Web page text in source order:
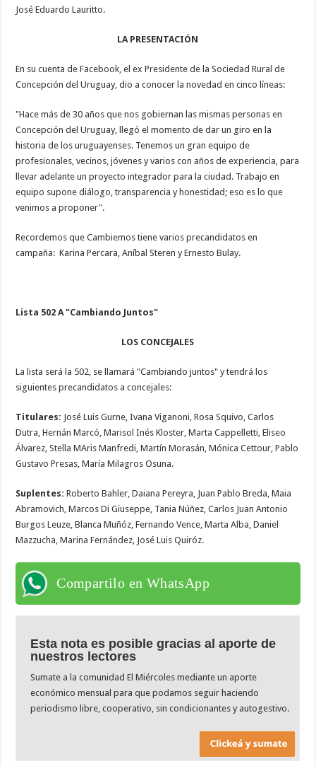
José Eduardo Lauritto.
LA PRESENTACIÓN
En su cuenta de Facebook, el ex Presidente de la Sociedad Rural de
Concepción del Uruguay, dio a conocer la novedad en cinco líneas:
"Hace más de 30 años que nos gobiernan las mismas personas en
Concepción del Uruguay, llegó el momento de dar un giro en la
historia de los uruguayenses. Tenemos un gran equipo de
profesionales, vecinos, jóvenes y varios con años de experiencia, para
llevar adelante un proyecto integrador para la ciudad. Trabajo en
equipo supone diálogo, transparencia y honestidad; eso es lo que
venimos a proponer".
Recordemos que Cambiemos tiene varios precandidatos en
campaña: Karina Percara, Aníbal Steren y Ernesto Bulay.
Lista 502 A "Cambiando Juntos"
LOS CONCEJALES
La lista será la 502, se llamará "Cambiando juntos" y tendrá los
siguientes precandidatos a concejales:
Titulares: José Luis Gurne, Ivana Viganoni, Rosa Squivo, Carlos
Dutra, Hernán Marcó, Marisol Inés Kloster, Marta Cappelletti, Eliseo
Álvarez, Stella MAris Manfredi, Martín Morasán, Mónica Cettour, Pablo
Gustavo Presas, María Milagros Osuna.
Suplentes: Roberto Bahler, Daiana Pereyra, Juan Pablo Breda, Maia
Abramovich, Marcos Di Giuseppe, Tania Núñez, Carlos Juan Antonio
Burgos Leuze, Blanca Muñóz, Fernando Vence, Marta Alba, Daniel
Mazzucha, Marina Fernández, José Luis Quiróz.
Compartilo en WhatsApp
Esta nota es posible gracias al aporte de
nuestros lectores
Sumate a la comunidad El Miércoles mediante un aporte
económico mensual para que podamos seguir haciendo
periodismo libre, cooperativo, sin condicionantes y autogestivo.